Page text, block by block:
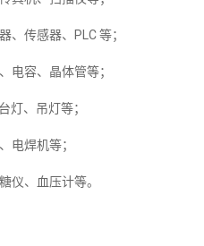
、传感器、PLC 等；
电容、晶体管等；
灯、吊灯等；
电焊机等；
仪、血压计等。